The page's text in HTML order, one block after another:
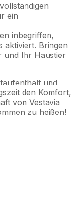
ein
inbegriffen,
aktiviert. Bringen
und Ihr Haustier
und
den Komfort,
von Vestavia
zu heißen!